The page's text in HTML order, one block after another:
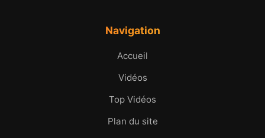
Navigation
Accueil
Vidéos
Top Vidéos
Plan du site